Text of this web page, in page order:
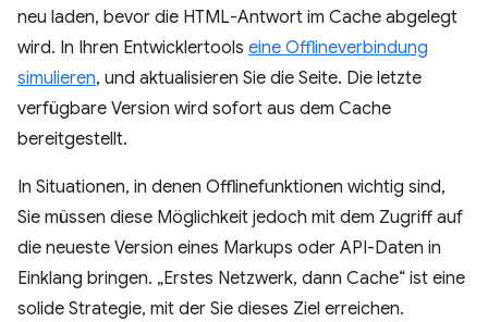
neu laden, bevor die HTML-Antwort im Cache abgelegt
wird. In Ihren Entwicklertools eine Offlineverbindung
simulieren, und aktualisieren Sie die Seite. Die letzte
verfügbare Version wird sofort aus dem Cache
bereitgestellt.
In Situationen, in denen Offlinefunktionen wichtig sind,
Sie müssen diese Möglichkeit jedoch mit dem Zugriff auf
die neueste Version eines Markups oder API-Daten in
Einklang bringen. „Erstes Netzwerk, dann Cache“ ist eine
solide Strategie, mit der Sie dieses Ziel erreichen.